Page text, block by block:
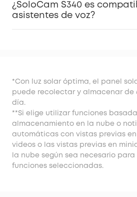
¿SoloCam S340 es
asistentes de voz?
*Con luz solar óptima, el panel
puede recolectar y almacenar de
día.
**Si elige utilizar funciones
almacenamiento en la nube o
automáticas con vistas previas
videos o las vistas previas en
la nube según sea necesario
funciones seleccionadas.